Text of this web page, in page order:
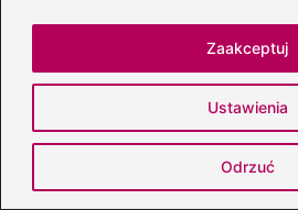
Ustawienia
Odrzuć
Zaakceptuj
Twój adres email nie
Wymagane pola są